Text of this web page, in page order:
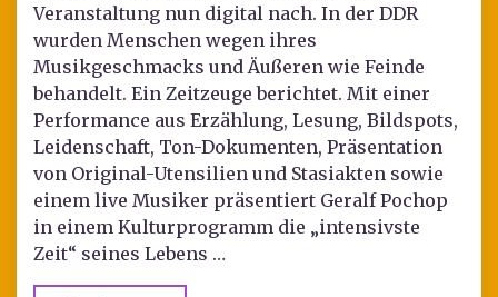
Veranstaltung nun digital nach. In der DDR
wurden Menschen wegen ihres
Musikgeschmacks und Äußeren wie Feinde
behandelt. Ein Zeitzeuge berichtet. Mit einer
Performance aus Erzählung, Lesung, Bildspots,
Leidenschaft, Ton-Dokumenten, Präsentation
von Original-Utensilien und Stasiakten sowie
einem live Musiker präsentiert Geralf Pochop
in einem Kulturprogramm die „intensivste
Zeit“ seines Lebens …